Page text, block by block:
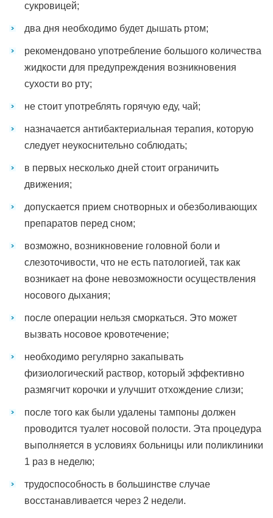
сукровицей;
два дня необходимо будет дышать ртом;
рекомендовано употребление большого количества
жидкости для предупреждения возникновения
сухости во рту;
не стоит употреблять горячую еду, чай;
назначается антибактериальная терапия, которую
следует неукоснительно соблюдать;
в первых несколько дней стоит ограничить
движения;
допускается прием снотворных и обезболивающих
препаратов перед сном;
возможно, возникновение головной боли и
слезоточивости, что не есть патологией, так как
возникает на фоне невозможности осуществления
носового дыхания;
после операции нельзя сморкаться. Это может
вызвать носовое кровотечение;
необходимо регулярно закапывать
физиологический раствор, который эффективно
размягчит корочки и улучшит отхождение слизи;
после того как были удалены тампоны должен
проводится туалет носовой полости. Эта процедура
выполняется в условиях больницы или поликлиники
1 раз в неделю;
трудоспособность в большинстве случае
восстанавливается через 2 недели.